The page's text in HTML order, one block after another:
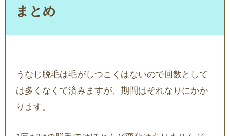
まとめ
うなじ脱毛は毛がしつこくはないので回数として
は多くなくて済みますが、期間はそれなりにかか
ります。